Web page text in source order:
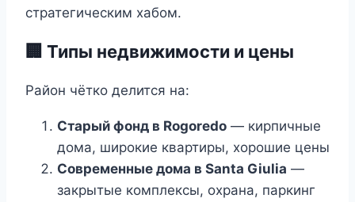
стратегическим хабом.
🏢 Типы недвижимости и цены
Район чётко делится на:
Старый фонд в Rogoredo — кирпичные
дома, широкие квартиры, хорошие цены
Современные дома в Santa Giulia —
закрытые комплексы, охрана, паркинг